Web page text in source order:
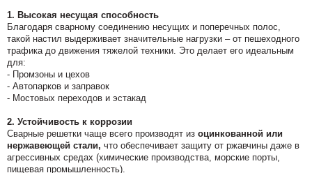
1. Высокая несущая способность
Благодаря сварному соединению несущих и поперечных полос,
такой настил выдерживает значительные нагрузки – от пешеходного
трафика до движения тяжелой техники. Это делает его идеальным
для:
- Промзоны и цехов
- Автопарков и заправок
- Мостовых переходов и эстакад
2. Устойчивость к коррозии
Сварные решетки чаще всего производят из оцинкованной или
нержавеющей стали, что обеспечивает защиту от ржавчины даже в
агрессивных средах (химические производства, морские порты,
пищевая промышленность).